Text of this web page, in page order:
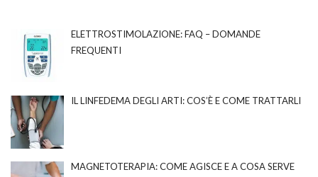
ELETTROSTIMOLAZIONE: FAQ – DOMANDE
FREQUENTI
IL LINFEDEMA DEGLI ARTI: COS’È E COME TRATTARLI
MAGNETOTERAPIA: COME AGISCE E A COSA SERVE